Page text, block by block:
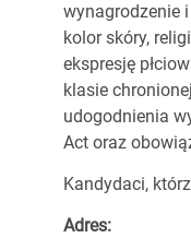
wynagrodzenie
kolor skóry,
ekspresję
klasie
udogodnienia
Act oraz
Kandydaci,
Adres: